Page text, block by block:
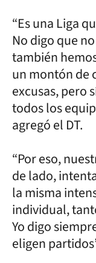
“Es una Liga
No digo que
también
un montón de
excusas, pero
todos los
agregó el DT.
“Por eso,
de lado,
la misma
individual,
Yo digo
eligen